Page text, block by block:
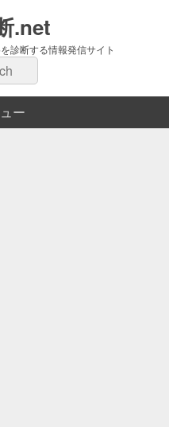
.net
診断する情報発信サイト
ー